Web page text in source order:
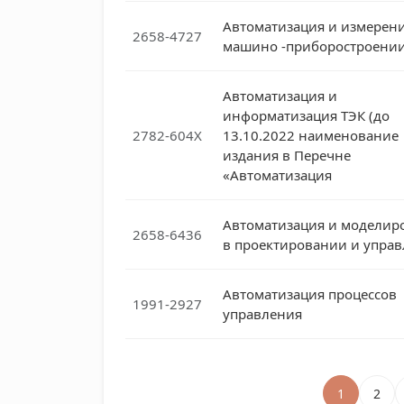
2658-4727
Автоматизация и
машино -
2782-604X
Автоматизация и
информатизация ТЭК (до
13.10.2022 наименование
издания в Перечне
«Автоматизация
2658-6436
Автоматизация и
в проектировании и
1991-2927
Автоматизация процессов
управления
1 2